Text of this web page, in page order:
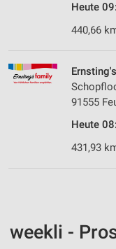
Heute
440,66
91555
Heute
431,93
weekli -